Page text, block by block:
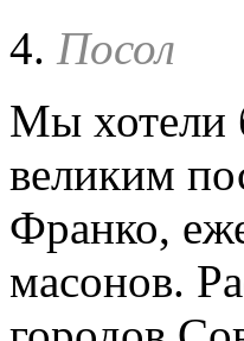
4. Посол
Мы хотели
великим
Франко,
масонов.